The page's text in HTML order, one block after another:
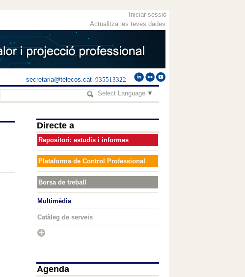
Iniciar sessió
Actualitza les teves dades
secretaria@telecos.cat- 935513322 -
Select Language ▼
Directe a
Repositori: estudis i informes
Plataforma de Control Professional
Borsa de treball
Multimèdia
Catàleg de serveis
Agenda